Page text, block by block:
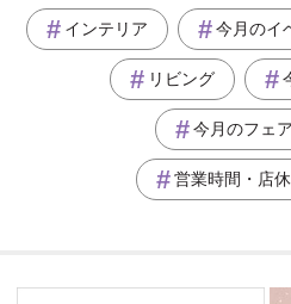
インテリア 今月のイ
リビング
今月のフェ
営業時間・店